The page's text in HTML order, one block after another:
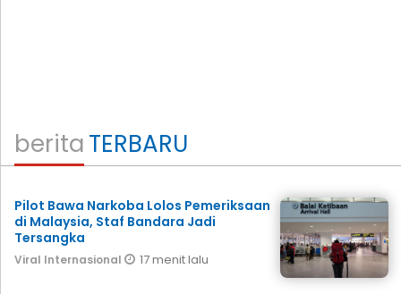
beritaTERBARU
Pilot Bawa Narkoba Lolos Pemeriksaan
di Malaysia, Staf Bandara Jadi
Tersangka
Viral Internasional 17 menit lalu